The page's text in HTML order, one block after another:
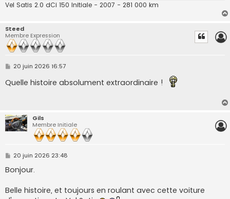
Vel Satis 2.0 dCi 150 Initiale - 2007 - 281 000 km
Steed
Membre Expression
M
s
20 juin 2026 16:57
Quelle histoire absolument extraordinaire !
Gils
Membre Initiale
M
s
s
g
e
20 juin 2026 23:48
Bonjour.
Belle histoire, et toujours en roulant avec cette voiture